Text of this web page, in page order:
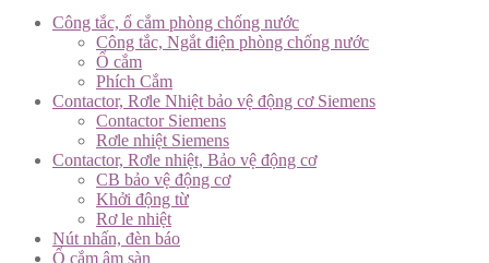
Công tắc, ổ cắm phòng chống nước
Công tắc, Ngắt điện phòng chống nước
Ổ cắm
Phích Cắm
Contactor, Rơle Nhiệt bảo vệ động cơ Siemens
Contactor Siemens
Rơle nhiệt Siemens
Contactor, Rơle nhiệt, Bảo vệ động cơ
CB bảo vệ động cơ
Khởi động từ
Rơ le nhiệt
Nút nhấn, đèn báo
Ổ cắm âm sàn